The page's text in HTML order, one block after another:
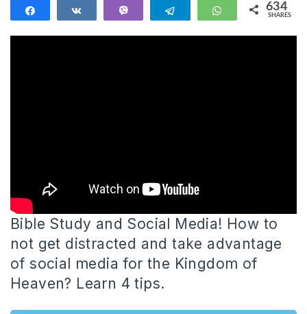
Telegram WhatsApp
634
SHARES
Bible Study and Social Media! How to
not get distracted and take advantage
of social media for the Kingdom of
Heaven? Learn 4 tips.